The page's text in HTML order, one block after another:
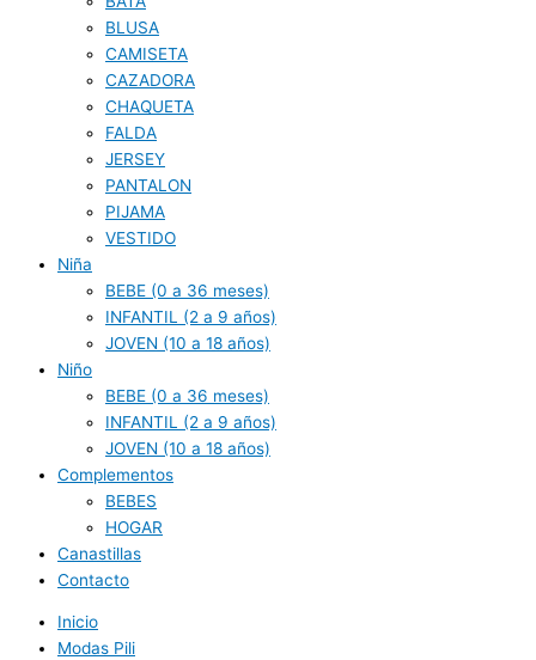
BLUSA
CAMISETA
CAZADORA
CHAQUETA
FALDA
JERSEY
PANTALON
PIJAMA
VESTIDO
Niña
BEBE (0 a 36 meses)
INFANTIL (2 a 9 años)
JOVEN (10 a 18 años)
Niño
BEBE (0 a 36 meses)
INFANTIL (2 a 9 años)
JOVEN (10 a 18 años)
Complementos
BEBES
HOGAR
Canastillas
Contacto
Inicio
Modas Pili